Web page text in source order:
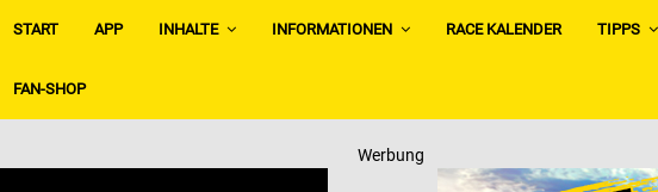
START APP INHALTE INFORMATIONEN RACE KALENDER TIPPS
FAN-SHOP
Werbung